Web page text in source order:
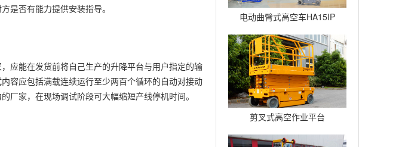
电动曲臂式高空车HA15IP
剪叉式高空作业平台
Compact12
是否有能力提供安装指导。
应能在发货前将自己生产的升降平台与用户指定的输
容应包括满载连续运行至少两百个循环的自动对接动
厂家，在现场调试阶段可大幅缩短产线停机时间。